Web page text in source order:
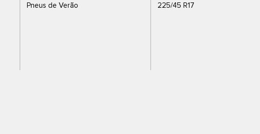
Pneus de Verão
225/45 R17